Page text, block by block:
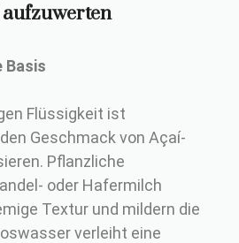
Basis
Flüssigkeit ist
Geschmack von Açaí-
Pflanzliche
oder Hafermilch
Textur und mildern die
verleiht eine